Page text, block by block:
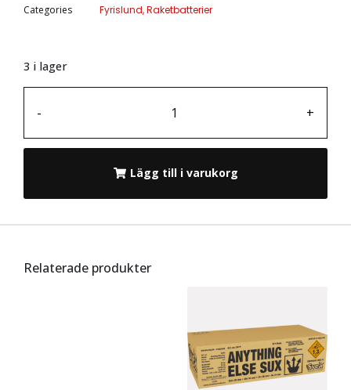
Categories
Fyrislund,Raketbatterier
3 i lager
- +
Lägg till i varukorg
Relaterade produkter